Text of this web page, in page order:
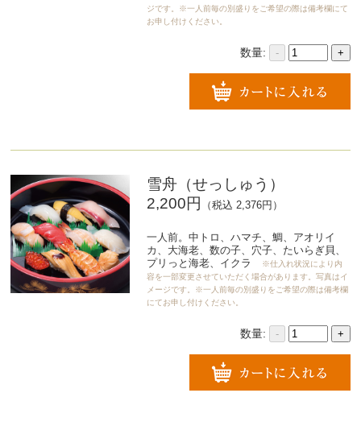
ジです。※一人前毎の別盛りをご希望の際は備考欄にて
お申し付けください。
数量: - +
雪舟（せっしゅう）
2,200円
（税込 2,376円）
一人前。中トロ、ハマチ、鯛、アオリイ
カ、大海老、数の子、穴子、たいらぎ貝、
プリっと海老、イクラ
※仕入れ状況により内
容を一部変更させていただく場合があります。写真はイ
メージです。※一人前毎の別盛りをご希望の際は備考欄
にてお申し付けください。
数量: - +